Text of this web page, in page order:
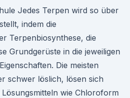
Jedes Terpen wird so über
indem die
Terpenbiosynthese, die
Grundgerüste in die jeweiligen
Die meisten
schwer löslich, lösen sich
wie Chloroform